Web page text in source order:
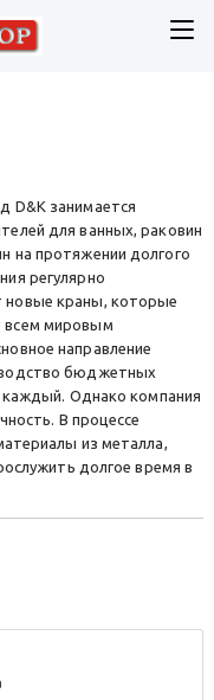
D&K занимается
для ванных, раковин
на протяжении долгого
регулярно
новые краны, которые
всем мировым
направление
бюджетных
Однако компания
В процессе
из металла,
долгое время в